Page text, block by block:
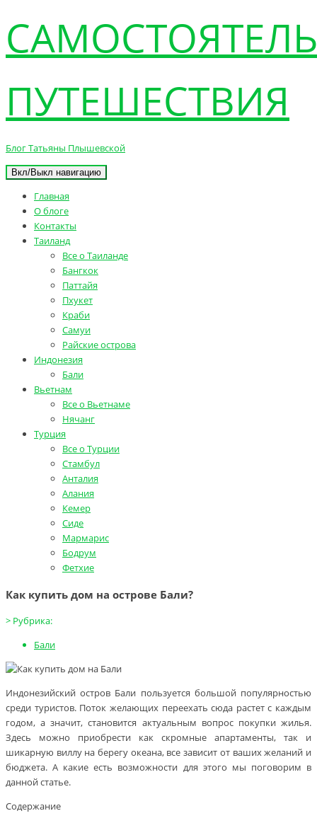
ПУТЕШЕСТВИЯ
Блог Татьяны Плышевской
Вкл/Выкл навигацию
Главная
О блоге
Контакты
Таиланд
Все о Таиланде
Бангкок
Паттайя
Пхукет
Краби
Самуи
Райские острова
Индонезия
Бали
Вьетнам
Все о Вьетнаме
Нячанг
Турция
Все о Турции
Стамбул
Анталия
Алания
Кемер
Сиде
Мармарис
Бодрум
Фетхие
Как купить дом на острове Бали?
> Рубрика:
Бали
Индонезийский остров Бали пользуется большой популярностью
среди туристов. Поток желающих переехать сюда растет с каждым
годом, а значит, становится актуальным вопрос покупки жилья.
Здесь можно приобрести как скромные апартаменты, так и
шикарную виллу на берегу океана, все зависит от ваших желаний и
бюджета. А какие есть возможности для этого мы поговорим в
данной статье.
Содержание